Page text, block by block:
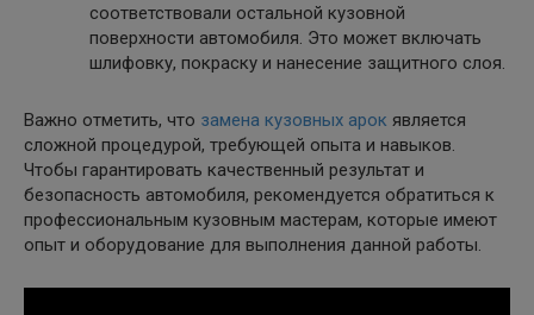
соответствовали остальной кузовной
поверхности автомобиля. Это может включать
шлифовку, покраску и нанесение защитного слоя.
Важно отметить, что замена кузовных арок является
сложной процедурой, требующей опыта и навыков.
Чтобы гарантировать качественный результат и
безопасность автомобиля, рекомендуется обратиться к
профессиональным кузовным мастерам, которые имеют
опыт и оборудование для выполнения данной работы.